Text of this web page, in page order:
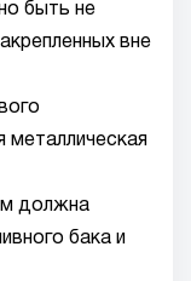
быть не
вне
металлическая
должна
бака и